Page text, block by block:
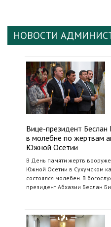
НОВОСТИ
Вице-президент Беслан
в молебне по жертвам
Южной Осетии
В День памяти жертв
Южной Осетии в Сухумском
состоялся молебен. В
президент Абхазии Беслан